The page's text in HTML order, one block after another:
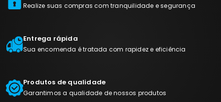
Realize suas compras com tranquilidade e segurança
Entrega rápida
Sua encomenda é tratada com rapidez e eficiência
Produtos de qualidade
Garantimos a qualidade de nossos produtos